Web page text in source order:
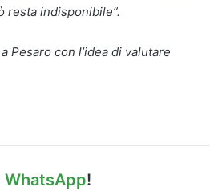
resta indisponibile”.
Pesaro con l’idea di valutare
WhatsApp!